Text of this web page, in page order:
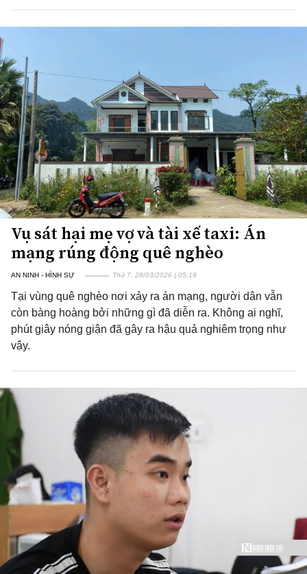
Vụ sát hại mẹ vợ và tài xế taxi: Án
mạng rúng động quê nghèo
AN NINH - HÌNH SỰ Thứ 7, 28/03/2026 | 05:19
Tại vùng quê nghèo nơi xảy ra án mạng, người dân vẫn
còn bàng hoàng bởi những gì đã diễn ra. Không ai nghĩ,
phút giây nóng giận đã gây ra hậu quả nghiêm trọng như
vậy.